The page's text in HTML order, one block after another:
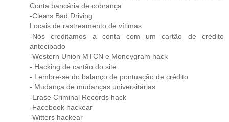
Conta bancária de cobrança
-Clears Bad Driving
Locais de rastreamento de vítimas
-Nós creditamos a conta com um cartão de crédito
antecipado
-Western Union MTCN e Moneygram hack
- Hacking de cartão do site
- Lembre-se do balanço de pontuação de crédito
- Mudança de mudanças universitárias
-Erase Criminal Records hack
-Facebook hackear
-Witters hackear